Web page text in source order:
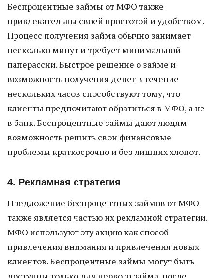
Беспроцентные займы от МФО также
привлекательны своей простотой и удобством.
Процесс получения займа обычно занимает
несколько минут и требует минимальной
паперассии. Быстрое решение о займе и
возможность получения денег в течение
нескольких часов способствуют тому, что
клиенты предпочитают обратиться в МФО, а не
в банк. Беспроцентные займы дают людям
возможность решить свои финансовые
проблемы краткосрочно и без лишних хлопот.
4. Рекламная стратегия
Предложение беспроцентных займов от МФО
также является частью их рекламной стратегии.
МФО используют эту акцию как способ
привлечения внимания и привлечения новых
клиентов. Беспроцентные займы могут быть
доступны только для первого займа, после